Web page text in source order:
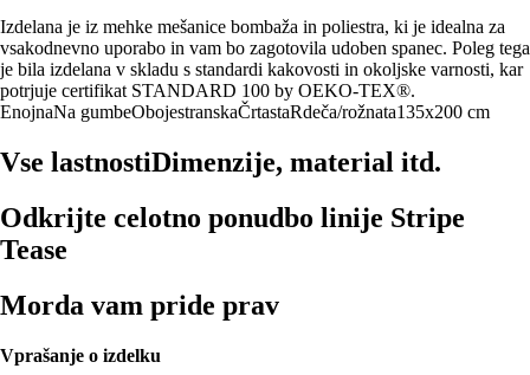
Izdelana je iz mehke mešanice bombaža in poliestra, ki je idealna za
vsakodnevno uporabo in vam bo zagotovila udoben spanec. Poleg tega
je bila izdelana v skladu s standardi kakovosti in okoljske varnosti, kar
potrjuje certifikat STANDARD 100 by OEKO-TEX®.
EnojnaNa gumbeObojestranskaČrtastaRdeča/rožnata135x200 cm
Vse lastnostiDimenzije, material itd.
Odkrijte celotno ponudbo linije Stripe
Tease
Morda vam pride prav
Vprašanje o izdelku